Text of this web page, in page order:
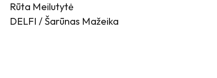
Rūta Meilutytė
DELFI / Šarūnas Mažeika